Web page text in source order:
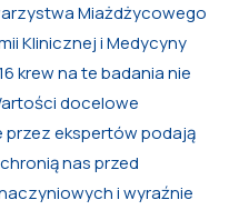
Miażdżycowego
Klinicznej i Medycyny
krew na te badania nie
docelowe
przez ekspertów podają
nas przed
i wyraźnie